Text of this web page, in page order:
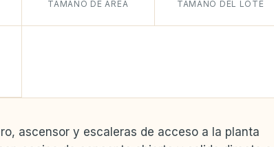
TAMAÑO DE ÁREA TAMAÑO DEL LOTE
ascensor y escaleras de acceso a la planta